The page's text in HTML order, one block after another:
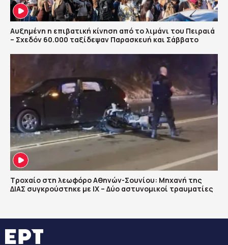
Αυξημένη η επιβατική κίνηση από το λιμάνι του Πειραιά
– Σχεδόν 60.000 ταξίδεψαν Παρασκευή και Σάββατο
Τροχαίο στη λεωφόρο Αθηνών-Σουνίου: Μηχανή της
ΔΙΑΣ συγκρούστηκε με ΙΧ – Δύο αστυνομικοί τραυματίες